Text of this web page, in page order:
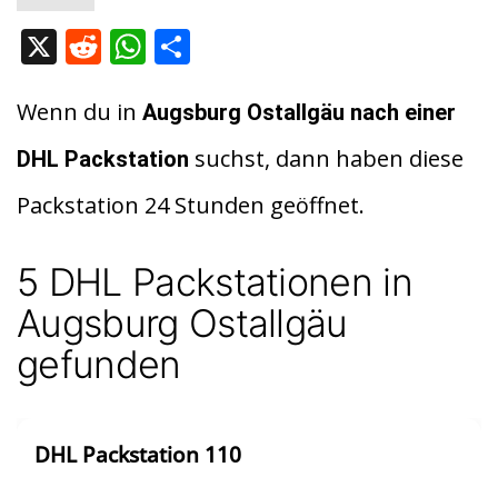
X R
d
di
t
W
at
s
A
p
p
le
n
Wenn du in Augsburg Ostallgäu nach einer
DHL Packstation suchst, dann haben diese
Packstation 24 Stunden geöffnet.
5 DHL Packstationen in
Augsburg Ostallgäu
gefunden
DHL Packstation 110